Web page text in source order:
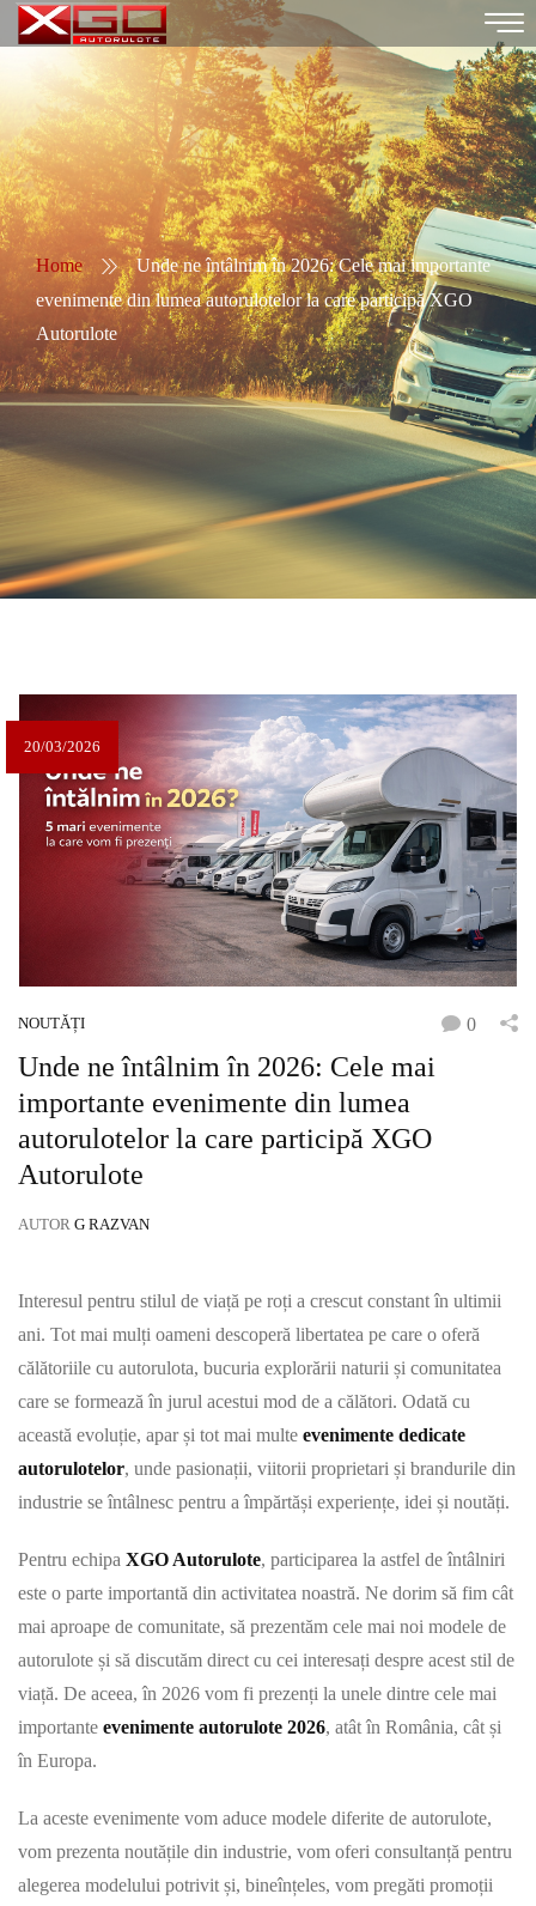
Home
Unde ne întâlnim în 2026: Cele mai importante
evenimente din lumea autorulotelor la care participă XGO
Autorulote
20/03/2026
NOUTĂȚI 0
Unde ne întâlnim în 2026: Cele mai
importante evenimente din lumea
autorulotelor la care participă XGO
Autorulote
AUTOR G RAZVAN
Interesul pentru stilul de viață pe roți a crescut constant în ultimii
ani. Tot mai mulți oameni descoperă libertatea pe care o oferă
călătoriile cu autorulota, bucuria explorării naturii și comunitatea
care se formează în jurul acestui mod de a călători. Odată cu
această evoluție, apar și tot mai multe evenimente dedicate
autorulotelor, unde pasionații, viitorii proprietari și brandurile din
industrie se întâlnesc pentru a împărtăși experiențe, idei și noutăți.
Pentru echipa XGO Autorulote, participarea la astfel de întâlniri
este o parte importantă din activitatea noastră. Ne dorim să fim cât
mai aproape de comunitate, să prezentăm cele mai noi modele de
autorulote și să discutăm direct cu cei interesați despre acest stil de
viață. De aceea, în 2026 vom fi prezenți la unele dintre cele mai
importante evenimente autorulote 2026, atât în România, cât și
în Europa.
La aceste evenimente vom aduce modele diferite de autorulote,
vom prezenta noutățile din industrie, vom oferi consultanță pentru
alegerea modelului potrivit și, bineînțeles, vom pregăti promoții